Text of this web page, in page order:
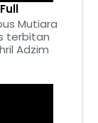
Mutiara
terbitan
Adzim